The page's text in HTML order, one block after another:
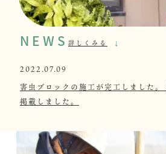
NEWS 詳しくみる
2022.07.09
害虫ブロックの施工が完工しました。
掲載しました。